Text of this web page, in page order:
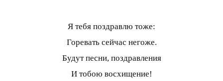
Я тебя поздравлю тоже:
Горевать сейчас негоже.
Будут песни, поздравления
И тобою восхищение!